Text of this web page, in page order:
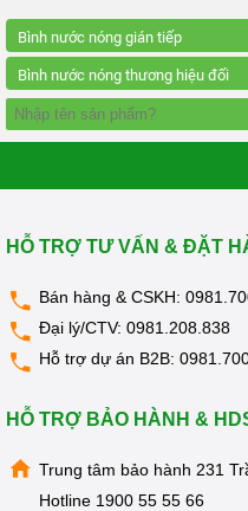
NƯỚC
NÓNG
LẠNH
KANGAROO
CÂY
LẠNH
LÕI
NƯỚC
KANGAROO
LINH
KIỆN
LỌC
NƯỚC
LỌC
TỔNG,
ĐẦU
Bình nước nóng gián tiếp
Bình nước nóng thương hiệu đối
tác Midea
HỖ TRỢ TƯ VẤN & ĐẶT
Bán hàng & CSKH:
Đại lý/CTV: 0981.208.838
Hỗ trợ dự án B2B:
HỖ TRỢ BẢO HÀNH &
Trung tâm bảo hành 231
Hotline 1900 55 55 66